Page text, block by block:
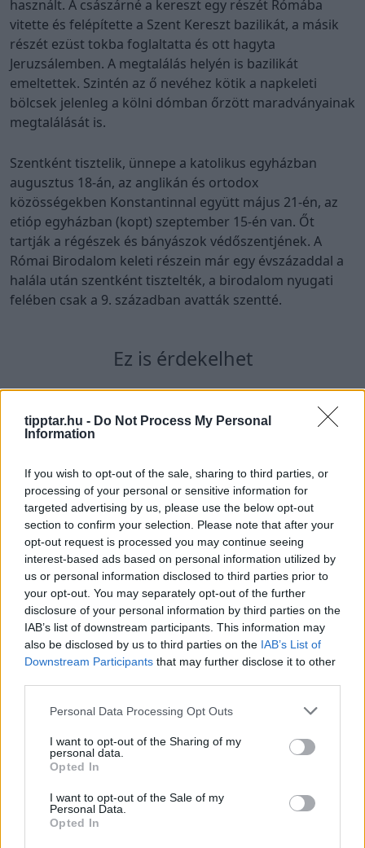
tipptar.hu - Do Not Process My Personal
Information
If you wish to opt-out of the sale, sharing to third parties, or
processing of your personal or sensitive information for
targeted advertising by us, please use the below opt-out
section to confirm your selection. Please note that after your
opt-out request is processed you may continue seeing
interest-based ads based on personal information utilized by
us or personal information disclosed to third parties prior to
your opt-out. You may separately opt-out of the further
disclosure of your personal information by third parties on the
IAB’s list of downstream participants. This information may
also be disclosed by us to third parties on the IAB’s List of
Downstream Participants that may further disclose it to other
Please note that this website/app uses one or more Google
not limited to your visit or usage behaviour. You may click to
grant or deny consent to Google and its third-party tags to
use your data for below specified purposes in below Google
consent section.
Personal Data Processing Opt Outs
I want to opt-out of the Sharing of my
personal data.
Opted In
I want to opt-out of the Sale of my
Personal Data.
Opted In
használt. A császárné a kereszt egy részét Rómába
vitette és felépítette a Szent Kereszt bazilikát, a másik
részét ezüst tokba foglaltatta és ott hagyta
Jeruzsálemben. A megtalálás helyén is bazilikát
emeltettek. Szintén az ő nevéhez kötik a napkeleti
bölcsek jelenleg a kölni dómban őrzött maradványainak
megtalálását is.
Szentként tisztelik, ünnepe a katolikus egyházban
augusztus 18-án, az anglikán és ortodox
közösségekben Konstantinnal együtt május 21-én, az
etióp egyházban (kopt) szeptember 15-én van. Őt
tartják a régészek és bányászok védőszentjének. A
Római Birodalom keleti részein már egy évszázaddal a
halála után szentként tisztelték, a birodalom nyugati
felében csak a 9. században avatták szentté.
Ez is érdekelhet
Névnapok ABC sorrendben
Névnapok hónapok szerint
Milyen névnap van ma?
KÖZELGŐ NÉVNAPOK